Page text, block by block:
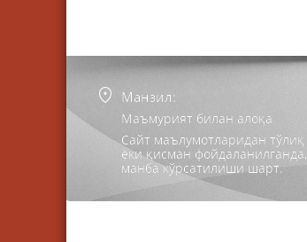
Манзил:
Маъмурият билан алоқа
Сайт маълумотларидан тўлиқ
ёки қисман фойдаланилганда,
манба кўрсатилиши шарт.